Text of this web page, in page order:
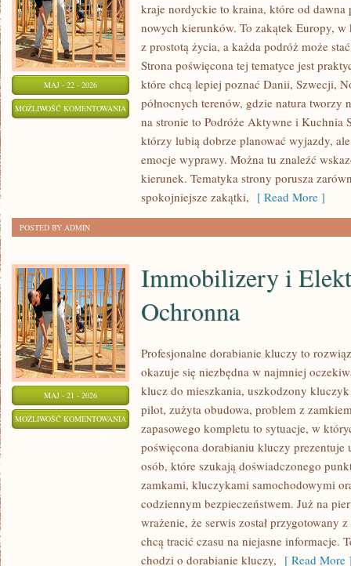
MAJ - 22 - 2026
MOŻLIWOŚĆ KOMENTOWANIA LEGENDY
MITOLOGIA
kraje nordyckie to kraina, które od dawna
nowych kierunków. To zakątek Europy,
z prostotą życia, a każda podróż może
Strona poświęcona tej tematyce jest
które chcą lepiej poznać Danii, Szwecji,
północnych terenów, gdzie natura tworzy
na stronie to Podróże Aktywne i Kuchnia
którzy lubią dobrze planować wyjazdy,
emocje wyprawy. Można tu znaleźć
kierunek. Tematyka strony porusza
spokojniejsze zakątki, [ Read More ]
POSTED BY ADMIN
MAJ - 21 - 2026
MOŻLIWOŚĆ KOMENTOWANIA IMMOBILIZERY
ELEKTRONIKA
Immobilizery i
Ochronna
Profesjonalne dorabianie kluczy to
okazuje się niezbędna w najmniej
klucz do mieszkania, uszkodzony
pilot, zużyta obudowa, problem z
zapasowego kompletu to sytuacje, w
poświęcona dorabianiu kluczy prezentuje
osób, które szukają doświadczonego
zamkami, kluczykami samochodowymi
codziennym bezpieczeństwem. Już na
wrażenie, że serwis został przygotowany
chcą tracić czasu na niejasne informacje.
chodzi o dorabianie kluczy, [ Read More